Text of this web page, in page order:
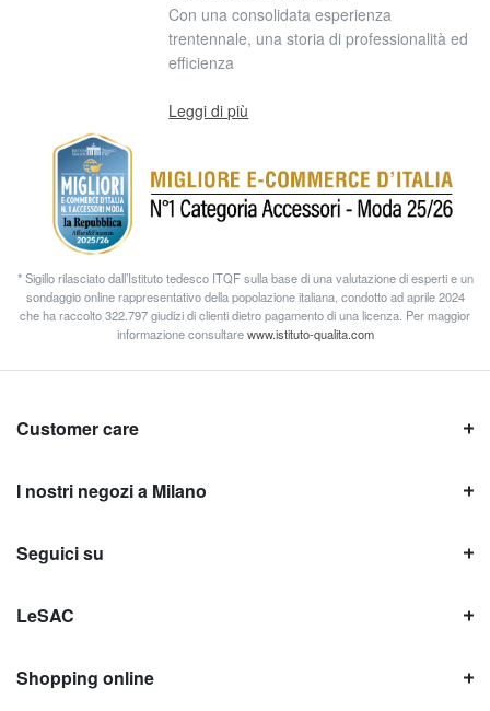
Con una consolidata esperienza
trentennale, una storia di professionalità ed
efficienza
Leggi di più
* Sigillo rilasciato dall’Istituto tedesco ITQF sulla base di una valutazione di esperti e un
sondaggio online rappresentativo della popolazione italiana, condotto ad aprile 2024
che ha raccolto 322.797 giudizi di clienti dietro pagamento di una licenza. Per maggior
informazione consultarewww.istituto-qualita.com
Customer care
I nostri negozi a Milano
Seguici su
LeSAC
Shopping online